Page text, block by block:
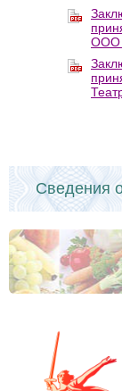
ООО
Сведения